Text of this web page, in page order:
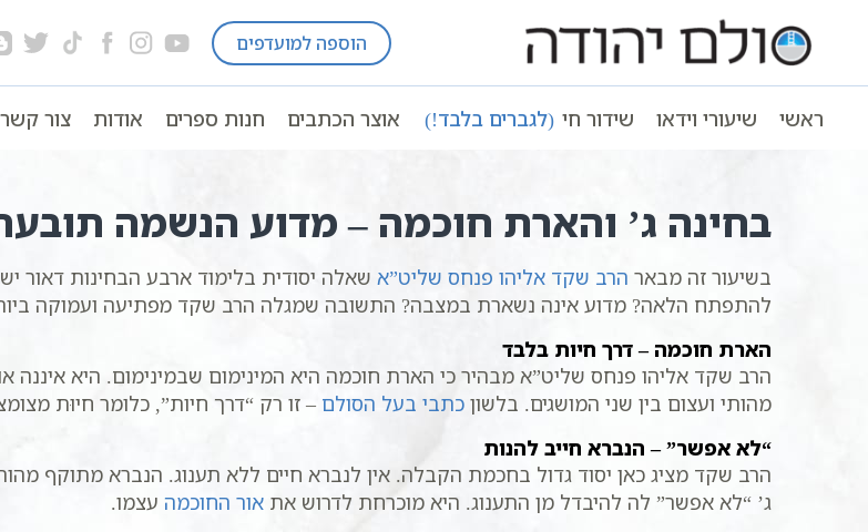
הוספה למועדפים
ראשי שיעורי וידאו שידור חי (לגברים בלבד!) אוצר הכתבים חנות ספרים אודות צור קשר
עמוד ראשי שיעורי וידאו מושגים בקבלה בחינה ג’ והארת חוכמה – מדוע
בחינה ג’ והארת חוכמה – מדוע הנשמה
בשיעור זה מבאר הרב שקד אליהו פנחס שליט”א שאלה יסודית בלימוד ארבע הבחינות דאור
להתפתח הלאה? מדוע אינה נשארת במצבה? התשובה שמגלה הרב שקד מפתיעה ועמוקה
הארת חוכמה – דרך חיות בלבד
הרב שקד אליהו פנחס שליט”א מבהיר כי הארת חוכמה היא המינימום שבמינימום. היא
מהותי ועצום בין שני המושגים. בלשון כתבי בעל הסולם – זו רק “דרך חיות”, כלומר חיוּת
“לא אפשר” – הנברא חייב להנות
הרב שקד מציג כאן יסוד גדול בחכמת הקבלה. אין לנברא חיים ללא תענוג. הנברא מתוקף
ג’ “לא אפשר” לה להיבדל מן התענוג. היא מוכרחת לדרוש את אור החוכמה עצמו.